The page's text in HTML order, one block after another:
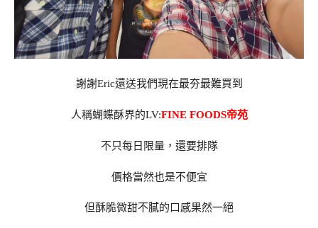
謝謝Eric還送我們現在最夯最難買到
人稱蝴蝶酥界的LV:FINE FOODS帝苑
不只每日限量，還要排隊
價格當然也是不便宜
但酥脆微甜不膩的口感果然一絕